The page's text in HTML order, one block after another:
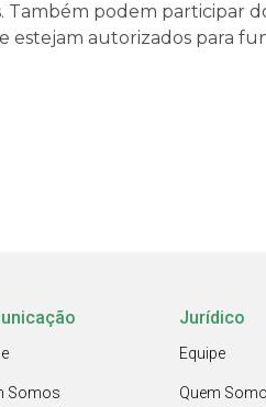
Também podem participar
estejam autorizados para
Somos
Jurídico
Equipe
Quem